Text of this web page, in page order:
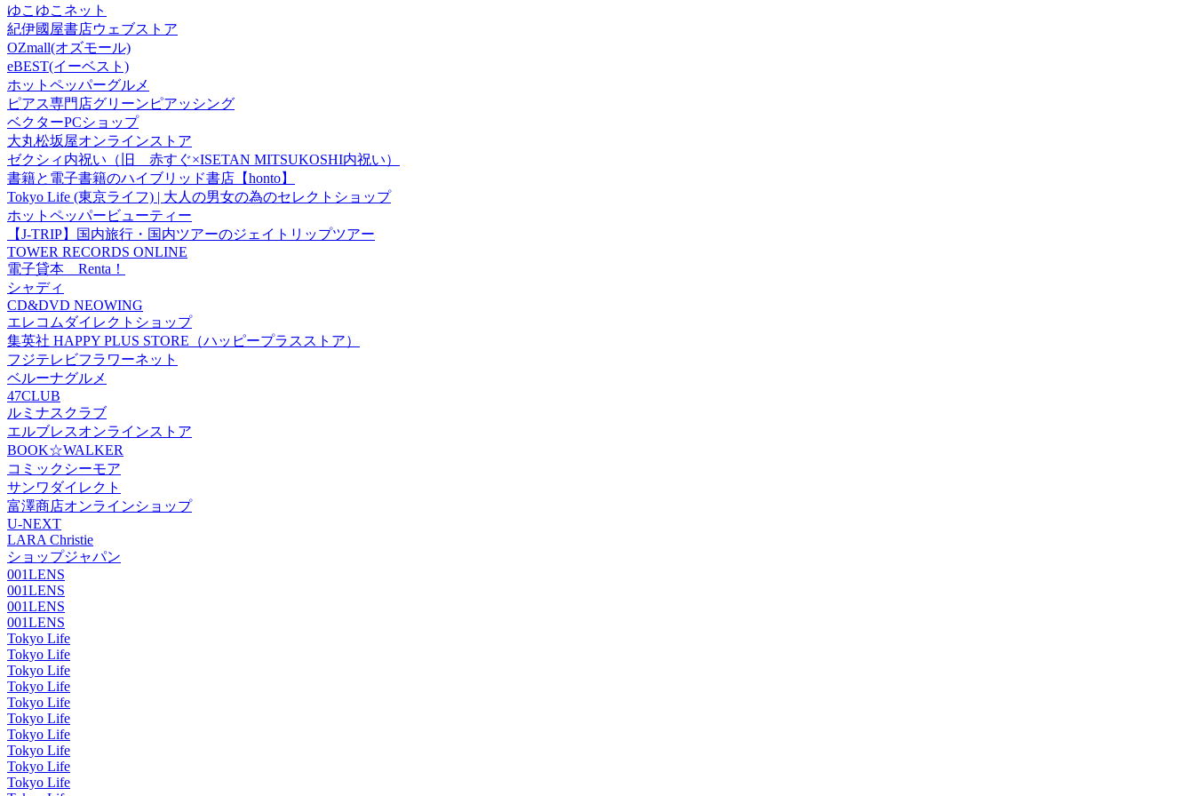
ゆこゆこネット
紀伊國屋書店ウェブストア
OZmall(オズモール)
eBEST(イーベスト)
ホットペッパーグルメ
ピアス専門店グリーンピアッシング
ベクターPCショップ
大丸松坂屋オンラインストア
ゼクシィ内祝い（旧 赤すぐ×ISETAN MITSUKOSHI内祝い）
書籍と電子書籍のハイブリッド書店【honto】
Tokyo Life (東京ライフ) | 大人の男女の為のセレクトショップ
ホットペッパービューティー
【J-TRIP】国内旅行・国内ツアーのジェイトリップツアー
TOWER RECORDS ONLINE
電子貸本 Renta！
シャディ
CD&DVD NEOWING
エレコムダイレクトショップ
集英社 HAPPY PLUS STORE（ハッピープラスストア）
フジテレビフラワーネット
ベルーナグルメ
47CLUB
ルミナスクラブ
エルブレスオンラインストア
BOOK☆WALKER
コミックシーモア
サンワダイレクト
富澤商店オンラインショップ
U-NEXT
LARA Christie
ショップジャパン
001LENS
001LENS
001LENS
001LENS
Tokyo Life
Tokyo Life
Tokyo Life
Tokyo Life
Tokyo Life
Tokyo Life
Tokyo Life
Tokyo Life
Tokyo Life
Tokyo Life